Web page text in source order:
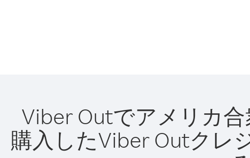
Viber Outでアメリカ
購入したViber Outクレ